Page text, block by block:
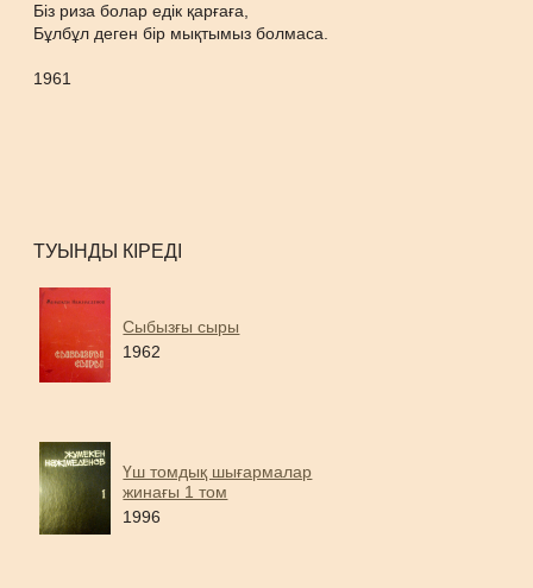
Біз риза болар едік қарғаға,
Бұлбұл деген бір мықтымыз болмаса.
1961
ТУЫНДЫ КІРЕДІ
Сыбызғы сыры
1962
Үш томдық шығармалар
жинағы 1 том
1996